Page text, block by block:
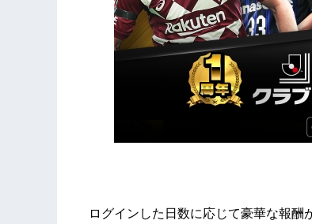
ログインした日数に応じて豪華な報